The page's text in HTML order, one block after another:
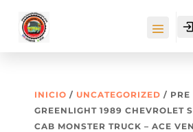
INICIO / UNCATEGORIZED / PRE
GREENLIGHT 1989 CHEVROLET
CAB MONSTER TRUCK – ACE